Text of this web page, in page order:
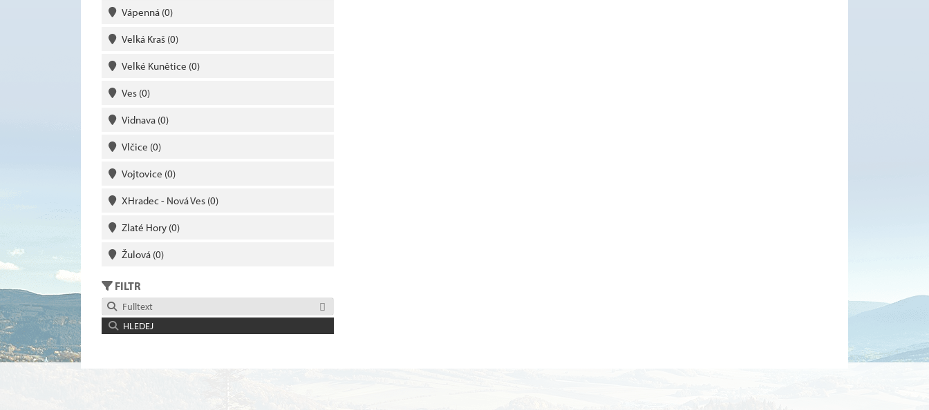
Vápenná (0)
Velká Kraš (0)
Velké Kunětice (0)
Ves (0)
Vidnava (0)
Vlčice (0)
Vojtovice (0)
XHradec - Nová Ves (0)
Zlaté Hory (0)
Žulová (0)
FILTR
Fulltext
HLEDEJ